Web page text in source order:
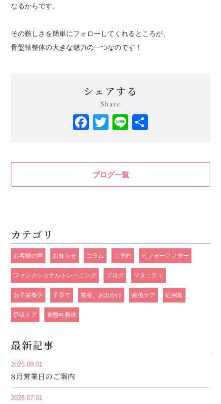
なるからです。
その難しさを簡単にフォローしてくれるところが、
骨盤軸整体の大きな魅力の一つなのです！
シェアする
Share
Facebook
Twitter
Line
ブログ一覧
カテゴリ
お客様の声 お知らせ コラム ご予約 ビフォーアフター
ファンクショナルトレーニング ブログ マタニティ
分子栄養学 子育て 熊谷、お出かけ 産後ケア 症例集
症状ケア 骨盤軸整体
最新記事
2026.08.01
8月営業日のご案内
2026.07.01